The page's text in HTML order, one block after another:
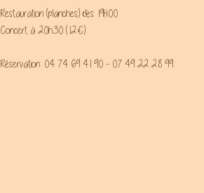
Restauration (planches) dès 19H00
Concert à 20h30 (12€)
Réservation: 04 74 69 41 90 - 07 49 22 28 99